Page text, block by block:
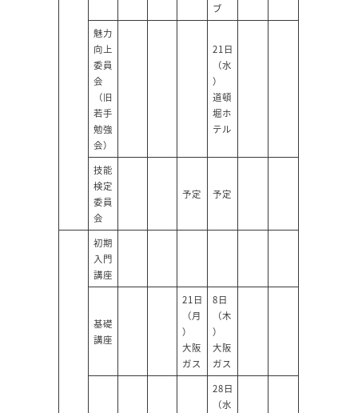
ブ
魅力
向上
委員
会
（旧
若手
勉強
会）
21日
（水
）
道頓
堀ホ
テル
技能
検定
委員
会
予定 予定
初期
入門
講座
基礎
講座
21日
（月
）
大阪
ガス
8日
（木
）
大阪
ガス
28日
（水